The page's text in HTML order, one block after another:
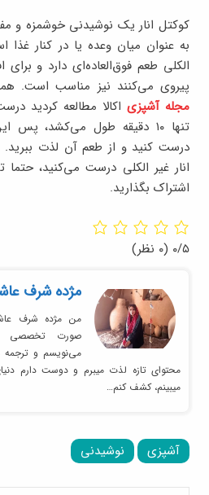
کوکتل انار یک نوشیدنی خوشمزه و
به عنوان میان وعده یا در کنار غذا
الکلی طعم فوق‌العاده‌ای دارد و برای
پیروی می‌کنند نیز مناسب است.
مجله آشپزی اکالا مطالعه کردید
تنها ۱۰ دقیقه طول می‌کشد،
درست کنید و از طعم آن لذت ببرید.
انار غیر الکلی درست می‌کنید، حتما
اشتراک بگذارید.
۰/۵ (۰ نظر)
مژده شرف
من مژده شرف
صورت تخصصی
می‌نویسم و ترجمه
محتوای تازه لذت میبرم و دوست دارم
میبینم، کشف کنم…
آشپزی نوشیدنی